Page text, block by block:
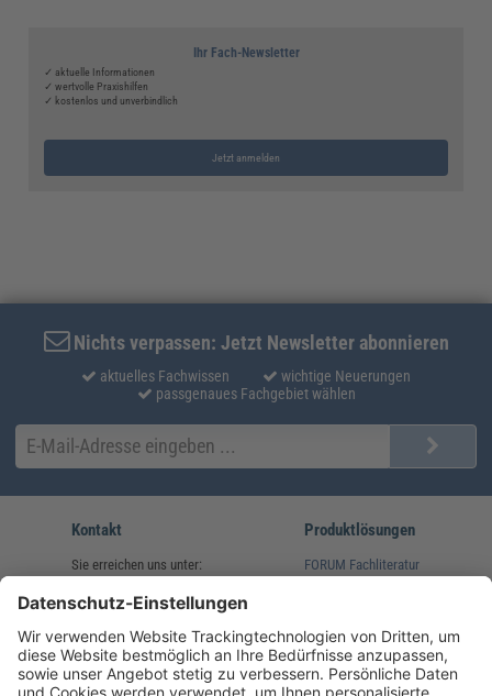
Ihr Fach-Newsletter
✓ aktuelle Informationen
✓ wertvolle Praxishilfen
✓ kostenlos und unverbindlich
Jetzt anmelden
Nichts verpassen: Jetzt Newsletter abonnieren
aktuelles Fachwissen
wichtige Neuerungen
passgenaues Fachgebiet wählen
Kontakt
Sie erreichen uns unter:
(08233) 38 11 23
service@forum-verlag.com
Mo-Do 07:30 - 17:00 Uhr
Produktlösungen
FORUM Fachliteratur